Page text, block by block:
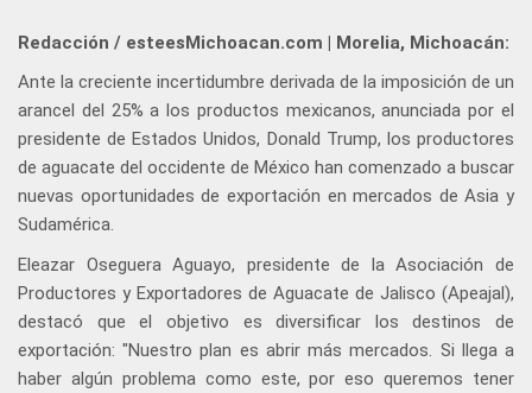
Redacción / esteesMichoacan.com | Morelia, Michoacán:
Ante la creciente incertidumbre derivada de la imposición de un
arancel del 25% a los productos mexicanos, anunciada por el
presidente de Estados Unidos, Donald Trump, los productores
de aguacate del occidente de México han comenzado a buscar
nuevas oportunidades de exportación en mercados de Asia y
Sudamérica.
Eleazar Oseguera Aguayo, presidente de la Asociación de
Productores y Exportadores de Aguacate de Jalisco (Apeajal),
destacó que el objetivo es diversificar los destinos de
exportación: "Nuestro plan es abrir más mercados. Si llega a
haber algún problema como este, por eso queremos tener